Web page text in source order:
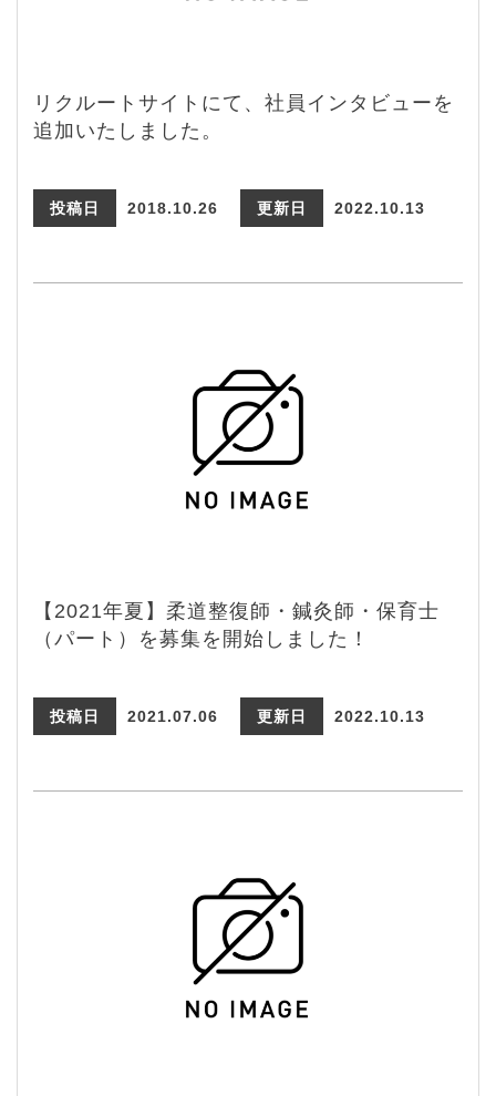
リクルートサイトにて、社員インタビューを
追加いたしました。
投稿日 2018.10.26 更新日 2022.10.13
【2021年夏】柔道整復師・鍼灸師・保育士
（パート）を募集を開始しました！
投稿日 2021.07.06 更新日 2022.10.13